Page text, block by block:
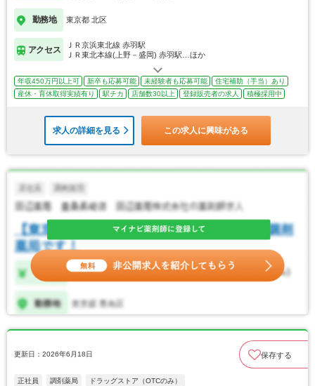
勤務地 東京都 北区
アクセス
ＪＲ京浜東北線 赤羽駅
ＪＲ東北本線(上野－盛岡) 赤羽駅…ほか
年収450万円以上可 新卒も応募可能 未経験者も応募可能
住宅補助（手当）あり
産休・育休取得実績有り
駅チカ 店舗数30以上 登録販売者の求人 積極採用中
求人の詳細を見る この求人に興味がある
更新日：2026年6月18日 保存する
正社員 調剤薬局 ドラッグストア（OTCのみ）